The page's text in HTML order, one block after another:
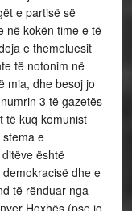
e partisë së
në kokën time e të
e themeluesit
të notonim në
mia, dhe besoj jo
3 të gazetës
të kuq komunist
e
është
dhe e
të rënduar nga
Hoxhës,(pse jo